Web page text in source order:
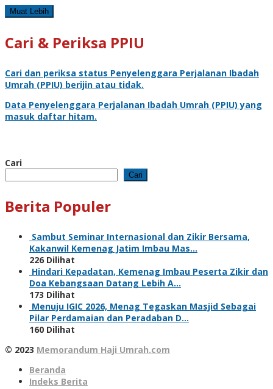
Muat Lebih
Cari & Periksa PPIU
Cari dan periksa status Penyelenggara Perjalanan Ibadah
Umrah (PPIU) berijin atau tidak.
Data Penyelenggara Perjalanan Ibadah Umrah (PPIU) yang
masuk daftar hitam.
Cari
Cari
Berita Populer
Sambut Seminar Internasional dan Zikir Bersama,
Kakanwil Kemenag Jatim Imbau Mas…
226 Dilihat
Hindari Kepadatan, Kemenag Imbau Peserta Zikir dan
Doa Kebangsaan Datang Lebih A…
173 Dilihat
Menuju IGIC 2026, Menag Tegaskan Masjid Sebagai
Pilar Perdamaian dan Peradaban D…
160 Dilihat
© 2023 Memorandum Haji Umrah.com
Beranda
Indeks Berita